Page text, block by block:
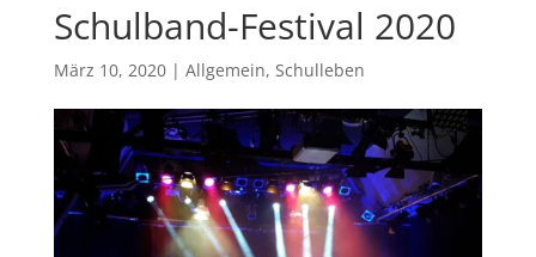
Schulband-Festival 2020
März 10, 2020| Allgemein, Schulleben